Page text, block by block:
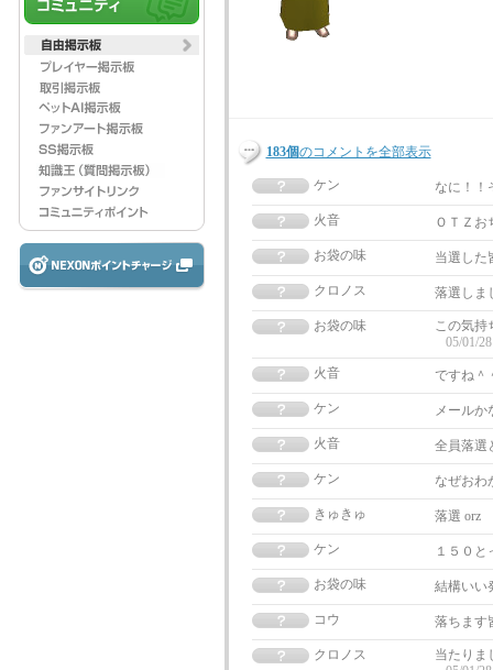
183個のコメントを全部表示
ケン なに！！
火音 ＯＴＺ
お袋の味 当選した
クロノス 落選しま
お袋の味
この気持
05/01/
火音
ですね＾
ケン メール
火音 全員落選
ケン なぜおわ
きゅきゅ 落選 orz
ケン １５０
お袋の味 結構いい
コウ 落ちます
クロノス
当たりま